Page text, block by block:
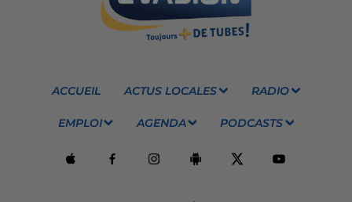
ACCUEIL ACTUS LOCALES RADIO
EMPLOI AGENDA PODCASTS